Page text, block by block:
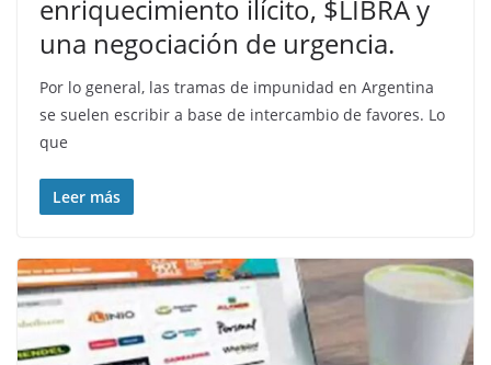
enriquecimiento ilícito, $LIBRA y
una negociación de urgencia.
Por lo general, las tramas de impunidad en Argentina
se suelen escribir a base de intercambio de favores. Lo
que
Leer más